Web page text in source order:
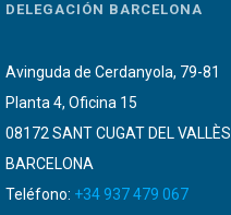
DELEGACIÓN BARCELONA
Avinguda de Cerdanyola, 79-81
Planta 4, Oficina 15
08172 SANT CUGAT DEL VALLÈS
BARCELONA
Teléfono: +34 937 479 067